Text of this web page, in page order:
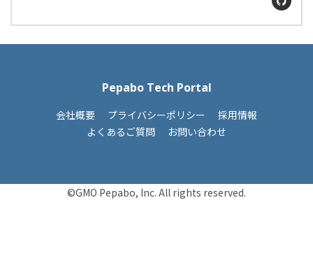
Pepabo Tech Portal
会社概要 プライバシーポリシー
採用情報
よくあるご質問
お問い合わせ
©GMO Pepabo, Inc. All rights reserved.